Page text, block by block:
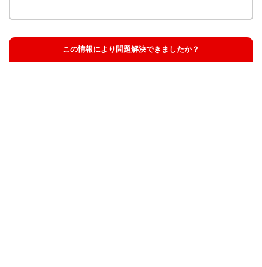
この情報により問題解決できましたか？